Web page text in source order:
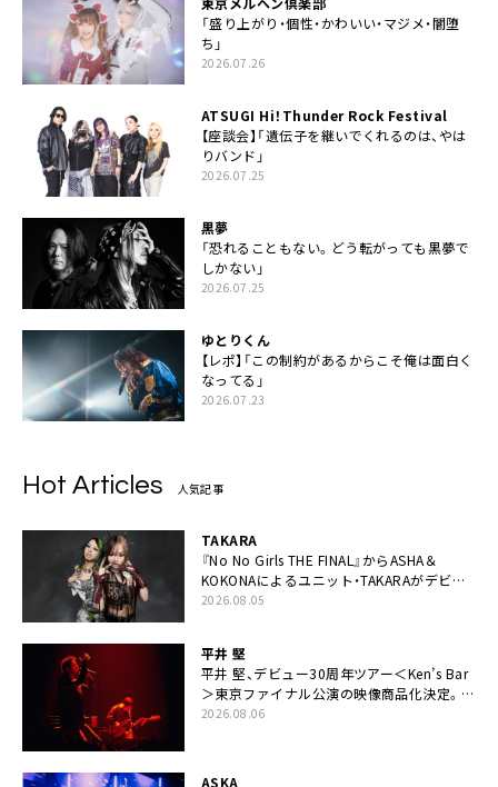
「盛り上がり・個性・かわいい・マジメ・闇堕
ち」
2026.07.26
ATSUGI Hi！Thunder Rock Festival
【座談会】「遺伝子を継いでくれるのは、やは
りバンド」
2026.07.25
黒夢
「恐れることもない。どう転がっても黒夢で
しかない」
2026.07.25
ゆとりくん
【レポ】「この制約があるからこそ俺は面白く
なってる」
2026.07.23
Hot Articles 人気記事
TAKARA
『No No Girls THE FINAL』からASHA＆
KOKONAによるユニット・TAKARAがデビュ
ー
2026.08.05
平井 堅
平井 堅、デビュー30周年ツアー＜Ken’s Bar
＞東京ファイナル公演の映像商品化決定。ブ
ックレットには平井堅のメッセージ掲載も
2026.08.06
ASKA